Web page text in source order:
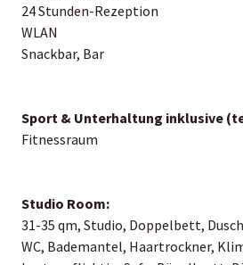
24 Stunden-Rezeption
WLAN
Snackbar, Bar
Sport & Unterhaltung inklusive
Fitnessraum
Studio Room:
31-35 qm, Studio, Doppelbett,
WC, Bademantel, Haartrockner,